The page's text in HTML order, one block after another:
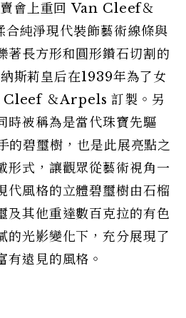
會上重回 Van Cleef＆
純淨現代裝飾藝術線條與
著長方形和圓形鑽石切割的
斯莉皇后在1939年為了女
Cleef ＆Arpels 訂製。另
時被稱為是當代珠寶先驅
碧璽樹，也是此展亮點之
形式，讓觀眾從藝術視角一
代風格的立體碧璽樹由石榴
及其他重達數百克拉的有色
的光影變化下，充分展現了
有遠見的風格。